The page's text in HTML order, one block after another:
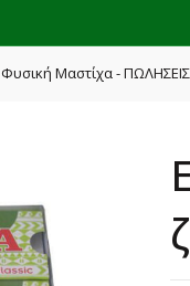
Φυσική Μαστίχα - ΠΩΛΗΣΕΙΣ